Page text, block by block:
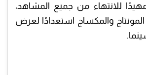
للانتهاء من جميع المشاهد،
والمكساج استعدادًا لعرض